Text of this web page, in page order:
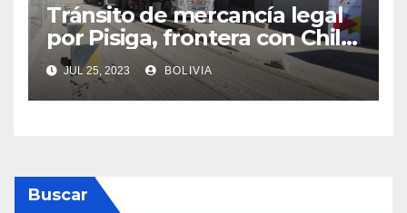
Tránsito de mercancía legal
por Pisiga, frontera con Chile,
crece en 42% a junio de este
año
JUL 25, 2023 BOLIVIA
Buscar